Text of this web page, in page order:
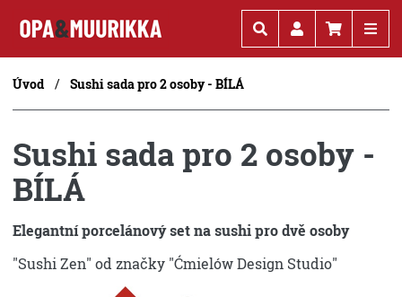
Úvod Sushi sada pro 2 osoby - BÍLÁ
Sushi sada pro 2 osoby -
BÍLÁ
Elegantní porcelánový set na sushi pro dvě osoby
"Sushi Zen" od značky "Ćmielów Design Studio"